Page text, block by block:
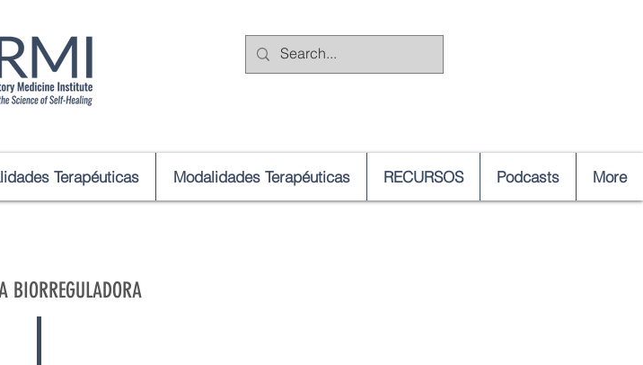
Terapéuticas Modalidades Terapéuticas RECURSOS Podcasts More
BIORREGULADORA